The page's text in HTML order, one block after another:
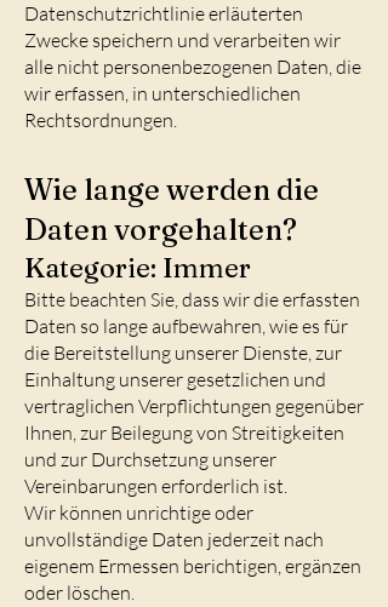
Datenschutzrichtlinie erläuterten
Zwecke speichern und verarbeiten wir
alle nicht personenbezogenen Daten, die
wir erfassen, in unterschiedlichen
Rechtsordnungen.
Wie lange werden die
Daten vorgehalten?
Kategorie: Immer
Bitte beachten Sie, dass wir die erfassten
Daten so lange aufbewahren, wie es für
die Bereitstellung unserer Dienste, zur
Einhaltung unserer gesetzlichen und
vertraglichen Verpflichtungen gegenüber
Ihnen, zur Beilegung von Streitigkeiten
und zur Durchsetzung unserer
Vereinbarungen erforderlich ist.
Wir können unrichtige oder
unvollständige Daten jederzeit nach
eigenem Ermessen berichtigen, ergänzen
oder löschen.